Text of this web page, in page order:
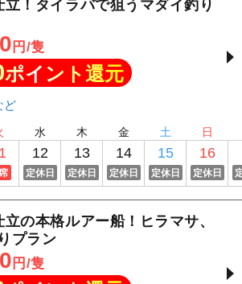
立！タイラバで狙うマダイ釣り
円/隻
ポイント還元
水
12
定休日
木
13
定休日
金
14
定休日
土
15
定休日
日
16
定休日
の本格ルアー船！ヒラマサ、
プラン
円/隻